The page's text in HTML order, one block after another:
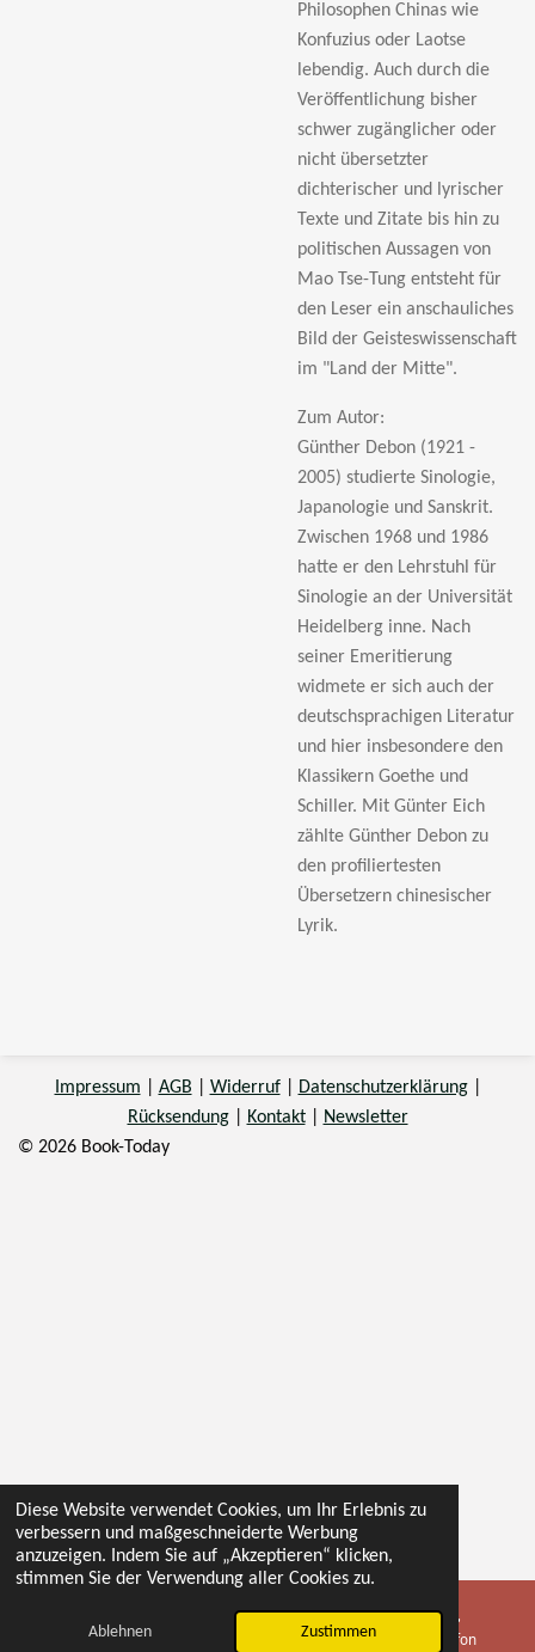
Diese Website verwendet Cookies, um Ihr Erlebnis zu
verbessern und maßgeschneiderte Werbung
anzuzeigen. Indem Sie auf „Akzeptieren“ klicken,
stimmen Sie der Verwendung aller Cookies zu.
Ablehnen Zustimmen
Philosophen Chinas wie
Konfuzius oder Laotse
lebendig. Auch durch die
Veröffentlichung bisher
schwer zugänglicher oder
nicht übersetzter
dichterischer und lyrischer
Texte und Zitate bis hin zu
politischen Aussagen von
Mao Tse-Tung entsteht für
den Leser ein anschauliches
Bild der Geisteswissenschaft
im "Land der Mitte".
Zum Autor:
Günther Debon (1921 -
2005) studierte Sinologie,
Japanologie und Sanskrit.
Zwischen 1968 und 1986
hatte er den Lehrstuhl für
Sinologie an der Universität
Heidelberg inne. Nach
seiner Emeritierung
widmete er sich auch der
deutschsprachigen Literatur
und hier insbesondere den
Klassikern Goethe und
Schiller. Mit Günter Eich
zählte Günther Debon zu
den profiliertesten
Übersetzern chinesischer
Lyrik.
Impressum AGB Widerruf| Datenschutzerklärung|
Rücksendung| Kontakt|
Newsletter
© 2026 Book-Today
E-Mail Telefon